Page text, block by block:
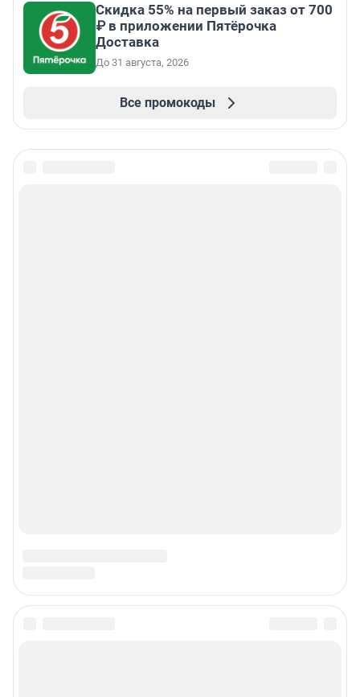
Скидка 55% на первый заказ от 700
₽ в приложении Пятёрочка
Доставка
До 31 августа, 2026
Все промокоды